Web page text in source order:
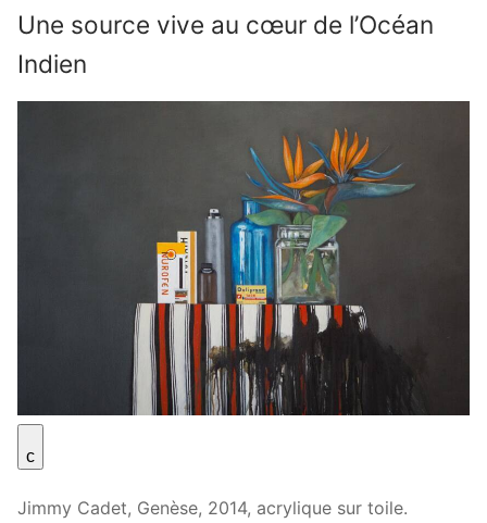
Une source vive au cœur de l’Océan
Indien
c
Jimmy Cadet, Genèse, 2014, acrylique sur toile.